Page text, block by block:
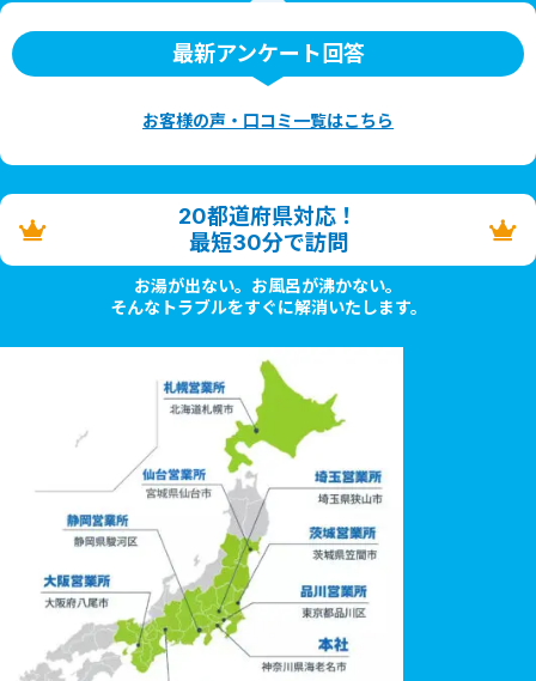
最新アンケート回答
お客様の声・口コミ一覧はこちら
20都道府県対応！
最短30分で訪問
お湯が出ない。お風呂が沸かない。
そんなトラブルをすぐに解消いたします。